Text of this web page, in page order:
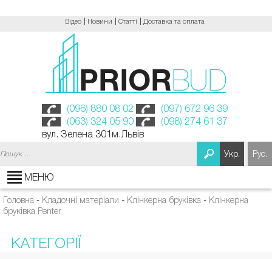
Відео Новини Статті Доставка та оплата
(096) 880 08 02
(097) 672 96 39
(063) 324 05 90
(098) 274 61 37
вул. Зелена 301м.Львів
Укр. Рус.
МЕНЮ
Головна - Кладочні матеріали - Клінкерна бруківка - Клінкерна
бруківка Penter
КАТЕГОРІЇ